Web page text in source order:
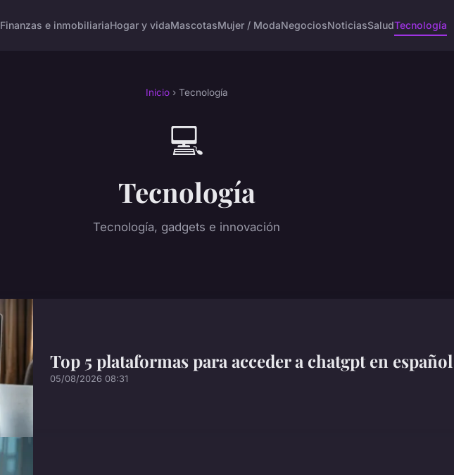
Finanzas e inmobiliariaHogar y vidaMascotasMujer / ModaNegociosNoticiasSaludTecnología
Inicio› Tecnología
💻
Tecnología
Tecnología, gadgets e innovación
Top 5 plataformas para acceder a chatgpt en
05/08/2026 08:31